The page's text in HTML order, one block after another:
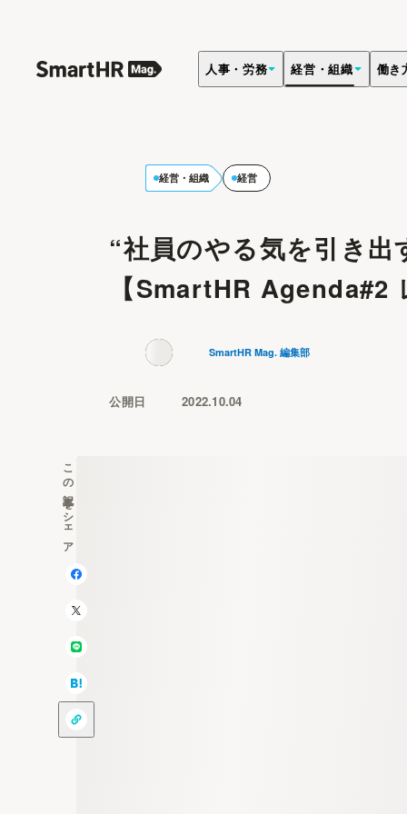
人事・労務 経営・組織 働き
経営・組織 経営
“社員のやる気を引き
【SmartHR Agenda#2
SmartHR Mag. 編集部
公開日 2022.10.04
この記事をシェア